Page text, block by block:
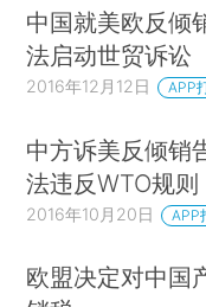
中国就美欧反倾
法启动世贸诉讼
2016年12月12日 APP
中方诉美反倾销
法违反WTO规则
2016年10月20日 APP
欧盟决定对中国